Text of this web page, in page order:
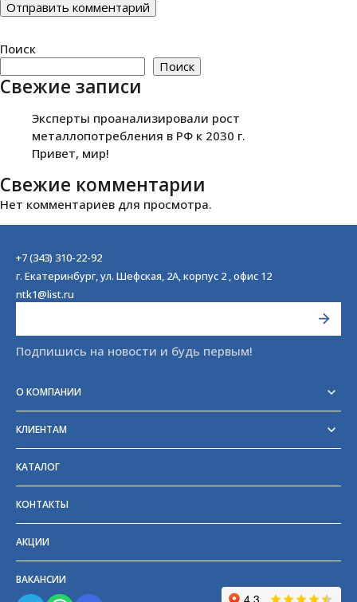
Поиск
Поиск
Свежие записи
Эксперты проанализировали рост
металлопотребления в РФ к 2030 г.
Привет, мир!
Свежие комментарии
Нет комментариев для просмотра.
+7 (343) 310-22-92
г. Екатеринбург, ул. Шефская, 2А, корпус 2 , офис 12
ntk1@list.ru
Подпишись на новости и будь первым!
О КОМПАНИИ
Отзывы
Блог
Партнёры и поставщики
КЛИЕНТАМ
Возврат
Частые вопросы
Прайс-лист
КАТАЛОГ
КОНТАКТЫ
АКЦИИ
ВАКАНСИИ